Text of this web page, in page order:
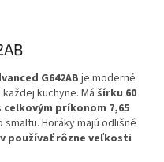
G642AB je moderné
kuchyne. Má šírku 60
celkovým príkonom 7,65
Horáky majú odlišné
používať rôzne veľkosti